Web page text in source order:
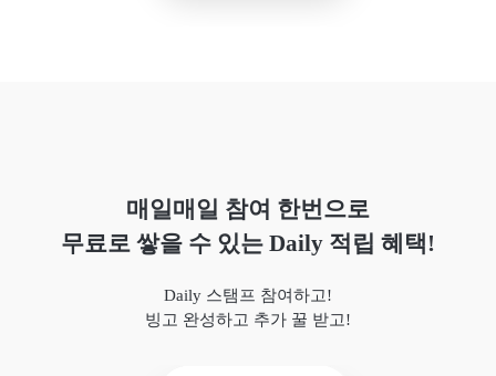
매일매일 참여 한번으로
무료로 쌓을 수 있는 Daily 적립 혜택!
Daily 스탬프 참여하고!
빙고 완성하고 추가 꿀 받고!